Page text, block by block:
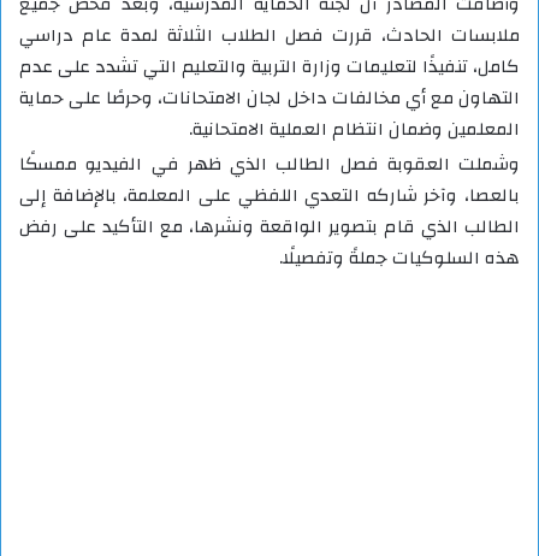
ملابسات الحادث، قررت فصل الطلاب الثلاثة لمدة عام دراسي
كامل، تنفيذًا لتعليمات وزارة التربية والتعليم التي تشدد على عدم
التهاون مع أي مخالفات داخل لجان الامتحانات، وحرصًا على حماية
المعلمين وضمان انتظام العملية الامتحانية.
وشملت العقوبة فصل الطالب الذي ظهر في الفيديو ممسكًا
بالعصا، وآخر شاركه التعدي اللفظي على المعلمة، بالإضافة إلى
الطالب الذي قام بتصوير الواقعة ونشرها، مع التأكيد على رفض
هذه السلوكيات جملةً وتفصيلًا.